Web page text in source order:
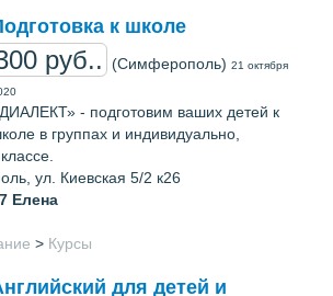
к школе
руб.. (Симферополь) 21 октября
- подготовим ваших детей к
в группах и индивидуально,
ул. Киевская 5/2 к26
Елена
> Курсы
для детей и